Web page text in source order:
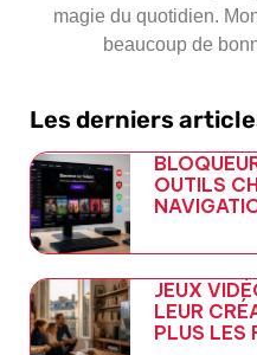
magie du quotidien.
beaucoup de
Les derniers
OUTILS
JEUX
LEUR
PLUS LES